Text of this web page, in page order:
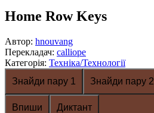
Home Row Keys
Автор: hnouvang
Перекладач: calliope
Категорія: Техніка/Технології
Знайди пару 1
Знайди пару 2
Впиши Диктант